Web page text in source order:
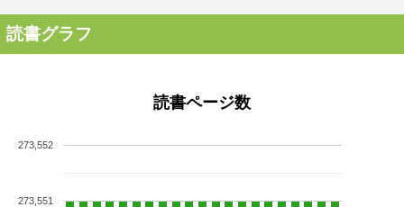
読書グラフ
読書ページ数
273,551
273,552